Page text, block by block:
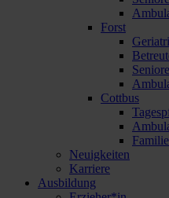
Forst
Cottbus
Neuigkeiten
Karriere
Ausbildung